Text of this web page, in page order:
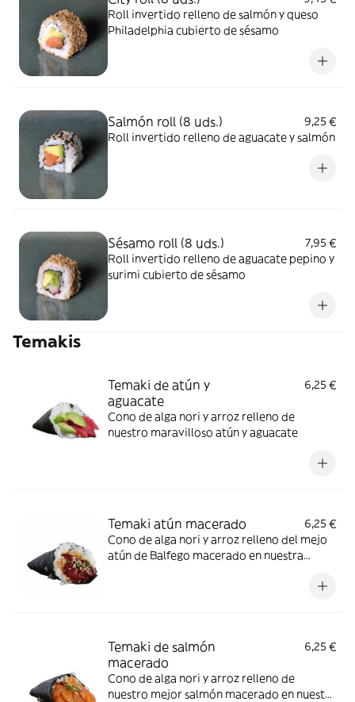
Roll invertido relleno de salmón y queso
Philadelphia cubierto de sésamo
Salmón roll (8 uds.)
9,25 €
Roll invertido relleno de aguacate y salmón
Sésamo roll (8 uds.)
7,95 €
Roll invertido relleno de aguacate pepino y
surimi cubierto de sésamo
Temakis
Temaki de atún y
aguacate
6,25 €
Cono de alga nori y arroz relleno de
nuestro maravilloso atún y aguacate
Temaki atún macerado
6,25 €
Cono de alga nori y arroz relleno del mejo
atún de Balfego macerado en nuestra
Temaki de salmón
macerado
6,25 €
Cono de alga nori y arroz relleno de
nuestro mejor salmón macerado en nuestra